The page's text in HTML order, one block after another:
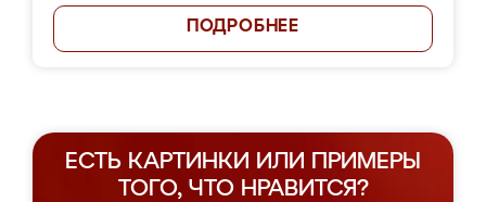
ПОДРОБНЕЕ
ЕСТЬ КАРТИНКИ ИЛИ ПРИМЕРЫ
ТОГО, ЧТО НРАВИТСЯ?